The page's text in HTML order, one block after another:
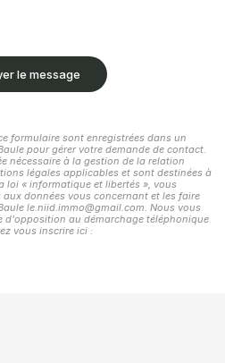
le message
formulaire sont enregistrées dans un
pour gérer votre demande de contact.
nécessaire à la gestion de la relation
légales applicables et sont destinées à
loi « informatique et libertés », vous
données vous concernant et les faire
le.niid.immo@gmail.com. Nous vous
d'opposition au démarchage téléphonique
vous inscrire ici :